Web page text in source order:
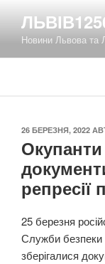
вмістуНовини Львова та
ОПУБЛІКОВАНО
26 БЕРЕЗНЯ, 2022
репресії
25 березня
Служби безпеки
зберігалися